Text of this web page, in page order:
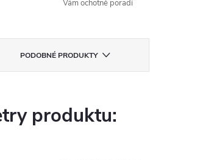
Vám ochotně poradí
PODOBNÉ PRODUKTY
produktu: